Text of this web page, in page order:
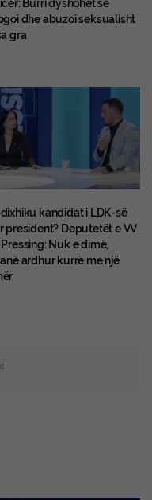
Burri dyshohet se
dhe abuzoi seksualisht
gra
kandidat i LDK-së
president? Deputetët e VV
Pressing: Nuk e dimë,
ardhur kurrë me një